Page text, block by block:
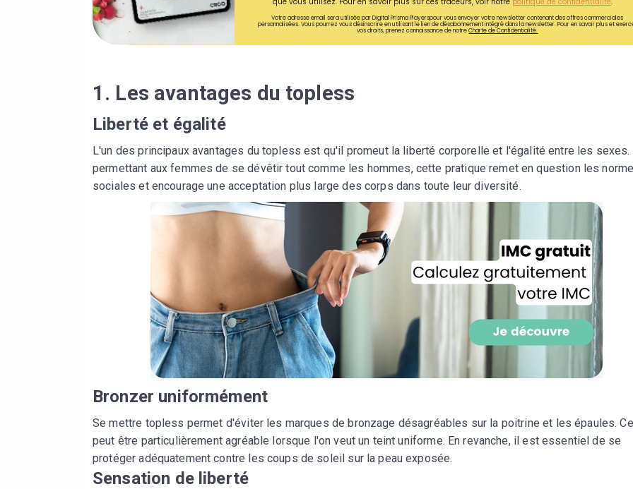
Votre adresse email sera utilisée par Digital Prisma Playerspour vous envoyer votre newsletter contenant des offres commerciales
personnalisées. Vous pourrez vous désinscrire en utilisant le lien de désabonnement intégré dans la newsletter. Pour en savoir plus et
vos droits, prenez connaissance de notreCharte de Confidentialité.
1. Les avantages du topless
Liberté et égalité
L'un des principaux avantages du topless est qu'il promeut la liberté corporelle et l'égalité entre les sexes.
permettant aux femmes de se dévêtir tout comme les hommes, cette pratique remet en question les
sociales et encourage une acceptation plus large des corps dans toute leur diversité.
Bronzer uniformément
Se mettre topless permet d'éviter les marques de bronzage désagréables sur la poitrine et les épaules.
peut être particulièrement agréable lorsque l'on veut un teint uniforme. En revanche, il est essentiel de se
protéger adéquatement contre les coups de soleil sur la peau exposée.
Sensation de liberté
recettes inédites de
!
Ainsi que la newsletter
Je consens à ce que la société
Prisma Players analyse le taux
des courriels pour mesurer et
performances des campagnes.
pourrons savoir si vous ouvrez les
l'heure à laquelle vous le faites ainsi
des informations sur le terminal que
utilisez. Pour en savoir plus sur ces
envoyer votre newsletter contenant des offres